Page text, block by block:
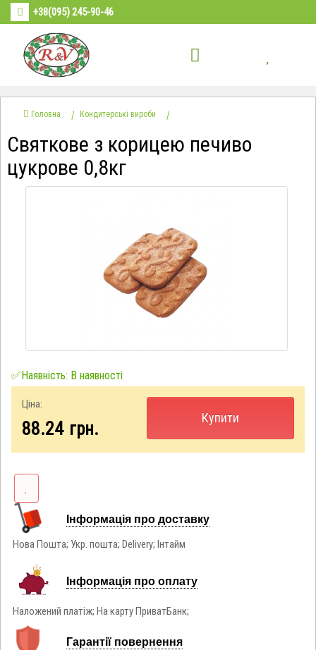
+38(095) 245-90-46
Головна Кондитерські вироби
Святкове з корицею печиво
цукрове 0,8кг
✅Наявність: В наявності
Ціна:
88.24 грн.
Купити
Інформація про доставку
Нова Пошта; Укр. пошта; Delivery; Інтайм
Інформація про оплату
Наложений платіж; На карту ПриватБанк;
Гарантії повернення